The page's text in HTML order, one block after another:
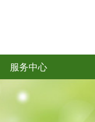
服务中心
服务中心